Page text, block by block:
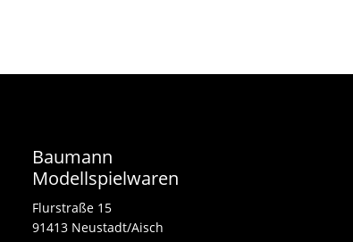
Baumann
Modellspielwaren
Flurstraße 15
91413 Neustadt/Aisch